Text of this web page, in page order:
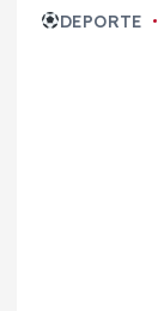
DEPORTE